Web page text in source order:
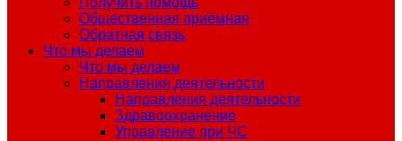
Общественная приёмная
Обратная связь
Что мы делаем
Что мы делаем
Направления деятельности
Направления деятельности
Здравоохранение
Управление при ЧС